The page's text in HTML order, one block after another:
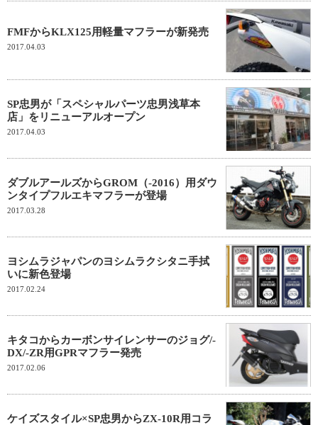
FMFからKLX125用軽量マフラーが新発売
2017.04.03
SP忠男が「スペシャルパーツ忠男浅草本
店」をリニューアルオープン
2017.04.03
ダブルアールズからGROM（-2016）用ダウ
ンタイプフルエキマフラーが登場
2017.03.28
ヨシムラジャパンのヨシムラクシタニ手拭
いに新色登場
2017.02.24
キタコからカーボンサイレンサーのジョグ/-
DX/-ZR用GPRマフラー発売
2017.02.06
ケイズスタイル×SP忠男からZX-10R用コラ